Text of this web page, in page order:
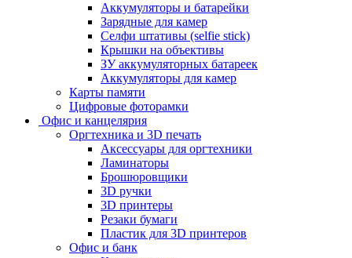
Аккумуляторы и батарейки
Зарядные для камер
Селфи штативы (selfie stick)
Крышки на объективы
ЗУ аккумуляторных батареек
Аккумуляторы для камер
Карты памяти
Цифровые фоторамки
Офис и канцелярия
Оргтехника и 3D печать
Аксессуары для оргтехники
Ламинаторы
Брошюровщики
3D ручки
3D принтеры
Резаки бумаги
Пластик для 3D принтеров
Офис и банк